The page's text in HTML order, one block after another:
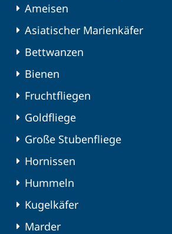
Ameisen
Asiatischer Marienkäfer
Bettwanzen
Bienen
Fruchtfliegen
Goldfliege
Große Stubenfliege
Hornissen
Hummeln
Kugelkäfer
Marder